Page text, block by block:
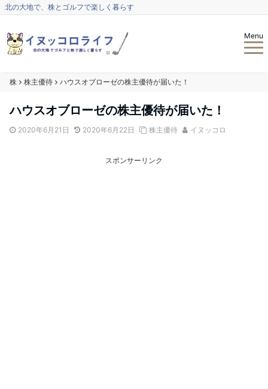
北の大地で、株とゴルフで楽しく暮らす
Menu
株 株主優待 ハウスオブローゼの株主優待が届いた！
ハウスオブローゼの株主優待が届いた！
2020年6月21日 2020年6月22日 株主優待 イヌッコロ
スポンサーリンク